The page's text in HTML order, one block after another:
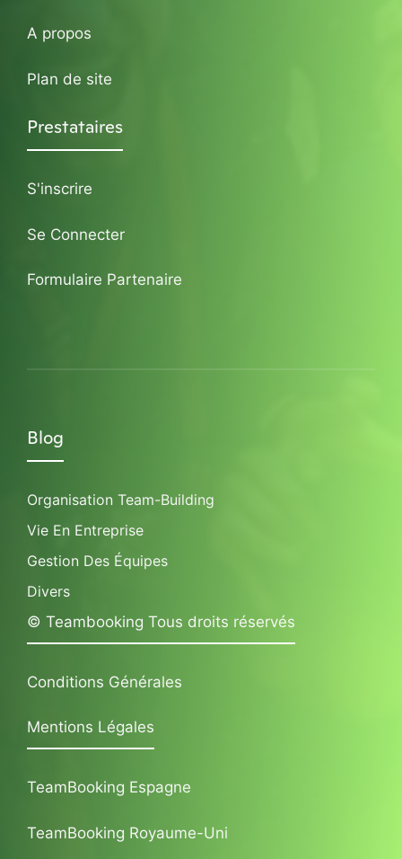
A propos
Plan de site
Prestataires
S'inscrire
Se Connecter
Formulaire Partenaire
Blog
Organisation Team-Building
Vie En Entreprise
Gestion Des Équipes
Divers
© Teambooking Tous droits réservés
Conditions Générales
Mentions Légales
TeamBooking Espagne
TeamBooking Royaume-Uni